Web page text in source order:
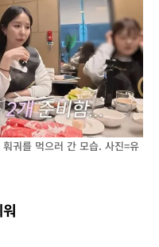
궈를 먹으러 간 모습. 사진=유